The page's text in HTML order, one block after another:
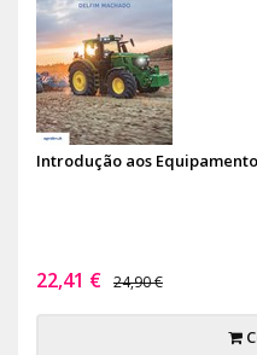
Introdução aos
22,41 € 24,90 €